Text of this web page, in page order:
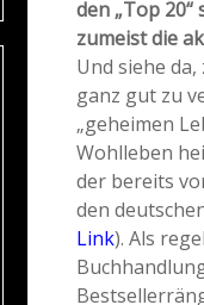
Jahr 2016
Beiträge aus dem
Jahr 2015
den „Top
zumeist die
Und siehe
ganz gut zu
„geheimen
Wohlleben
der bereits
den
Link). Als